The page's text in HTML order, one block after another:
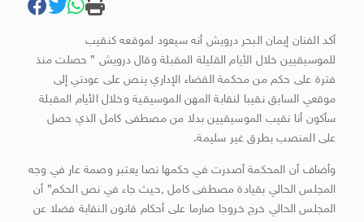
أكد الفنان إيمان البحر درويش أنه سيعود لموقعه كنقيب
للموسيقيين خلال الأيام القليلة المقبلة وقال درويش ” حصلت منذ
فترة على حكم من محكمة القضاء الإداري ينص على عودتي إلى
موقعي السابق نقيبا لنقابة المهن الموسيقية وخلال الأيام المقبلة
سأكون أنا نقيب الموسيقيين بدلا من مصطفى كامل الذي حصل
على المنصب بطرق غير سليمة.
وأضاف أن المحكمة أصدرت في حكمها نصا يعتبر وصمة عار في وجه
المجلس الحالي بقيادة مصطفى كامل ,حيث جاء في نص الحكم” أن
المجلس الحالي خرج خروجا صارما على أحكام قانون النقابة فضلا عن